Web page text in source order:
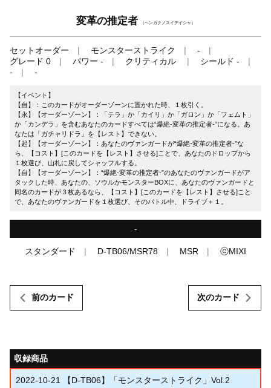
変革の推定者 （ヘンカクノスイテイシャ）
セットオーダー モンスターストライク
-
グレード 0
パワー - クリティカル
シールド -
-
-
【イベント】
【自】：このカードがオーダーゾーンに置かれた時、１枚引く。
【永】【オーダーゾーン】：「テラ」か「カイリ」か「ガロン」か「フェムト」
か「カンデラ」を含むあなたのカードすべては“爆絶-変革の推定者-”になる。あ
なたは「ガチャリドラ」を【レスト】できない。
【起】【オーダーゾーン】：あなたのヴァンガードが“爆絶-変革の推定者-”な
ら、【コスト】[このカードを【レスト】させる]ことで、あなたのドロップから
１枚選び、山札に戻してシャッフルする。
【自】【オーダーゾーン】：“爆絶-変革の推定者-”のあなたのヴァンガードがア
タックした時、あなたの、ソウルかモンスターBOXに、あなたのヴァンガードと
同名のカードが３枚あるなら、【コスト】[このカードを【レスト】させる]こと
で、あなたのヴァンガードを１枚選び、そのバトル中、ドライブ＋１。
-
スタンダード D-TB06/MSR78 MSR ⓒMIXI
前のカード 次のカード
収録商品
2022-10-21 【D-TB06】「モンスターストライク」Vol.2